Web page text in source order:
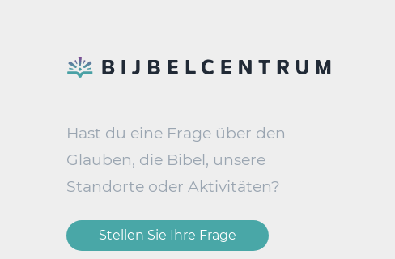
Hast du eine Frage über den
Glauben, die Bibel, unsere
Standorte oder Aktivitäten?
Stellen Sie Ihre Frage